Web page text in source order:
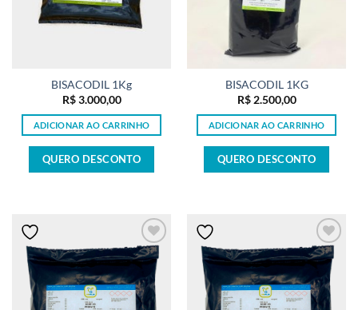
BISACODIL 1Kg
R$3.000,00
ADICIONAR AO CARRINHO
QUERO DESCONTO
BISACODIL 1KG
R$2.500,00
ADICIONAR AO CARRINHO
QUERO DESCONTO